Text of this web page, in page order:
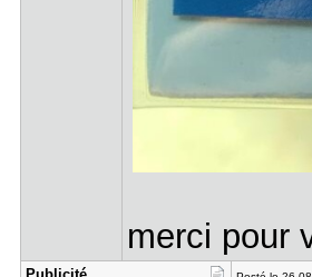
merci pour